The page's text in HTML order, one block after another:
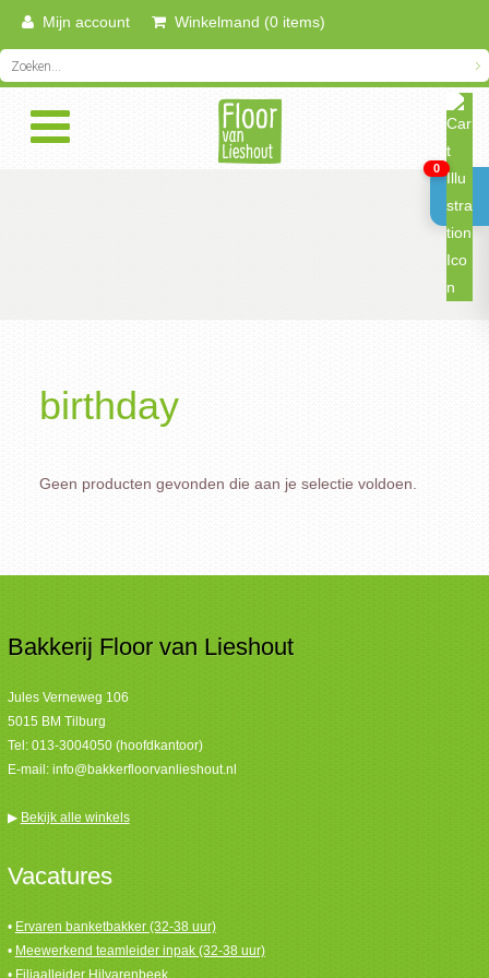
Mijn account Winkelmand (0 items)
birthday
Geen producten gevonden die aan je selectie voldoen.
Bakkerij Floor van Lieshout
Jules Verneweg 106
5015 BM Tilburg
Tel: 013-3004050 (hoofdkantoor)
E-mail: info@bakkerfloorvanlieshout.nl
▶ Bekijk alle winkels
Vacatures
• Ervaren banketbakker (32-38 uur)
• Meewerkend teamleider inpak (32-38 uur)
0